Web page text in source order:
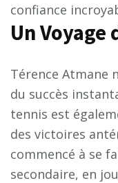
confiance
Un Voyage
Térence Atmane
du succès
tennis est
des victoires
commencé à se
secondaire, en